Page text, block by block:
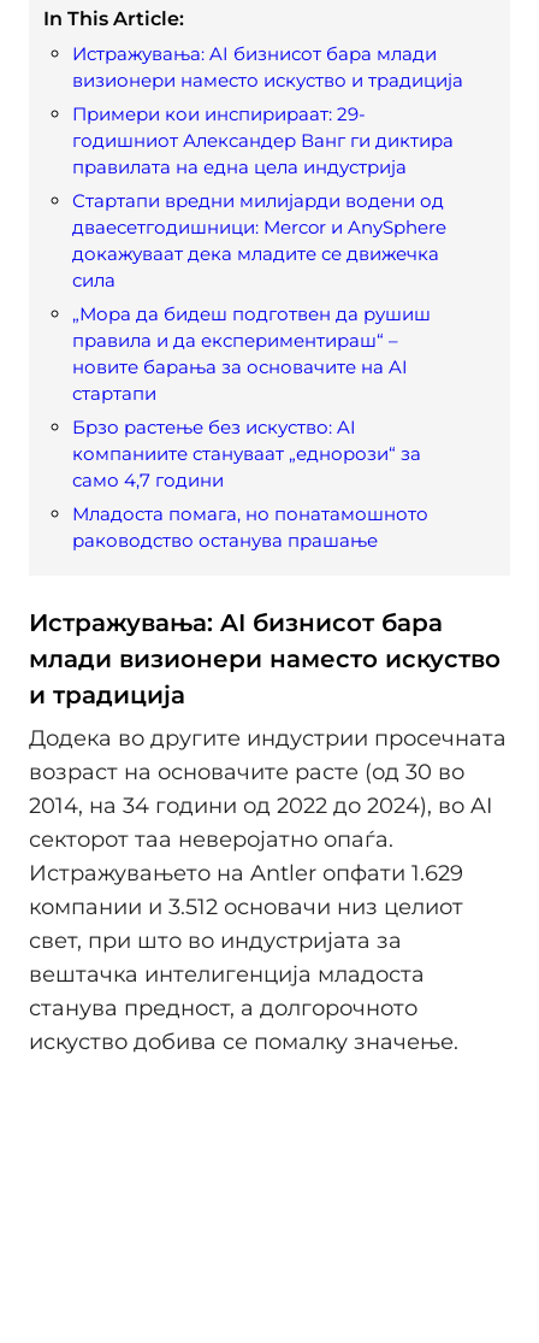
In This Article:
Истражувања: AI бизнисот бара млади
визионери наместо искуство и традиција
Примери кои инспирираат: 29-
годишниот Александер Ванг ги диктира
правилата на една цела индустрија
Стартапи вредни милијарди водени од
дваесетгодишници: Mercor и AnySphere
докажуваат дека младите се движечка
сила
„Мора да бидеш подготвен да рушиш
правила и да експериментираш“ –
новите барања за основачите на AI
стартапи
Брзо растење без искуство: AI
компаниите стануваат „еднорози“ за
само 4,7 години
Младоста помага, но понатамошното
раководство останува прашање
Истражувања: AI бизнисот бара
млади визионери наместо искуство
и традиција
Додека во другите индустрии просечната
возраст на основачите расте (од 30 во
2014, на 34 години од 2022 до 2024), во AI
секторот таа неверојатно опаѓа.
Истражувањето на Antler опфати 1.629
компании и 3.512 основачи низ целиот
свет, при што во индустријата за
вештачка интелигенција младоста
станува предност, а долгорочното
искуство добива се помалку значење.